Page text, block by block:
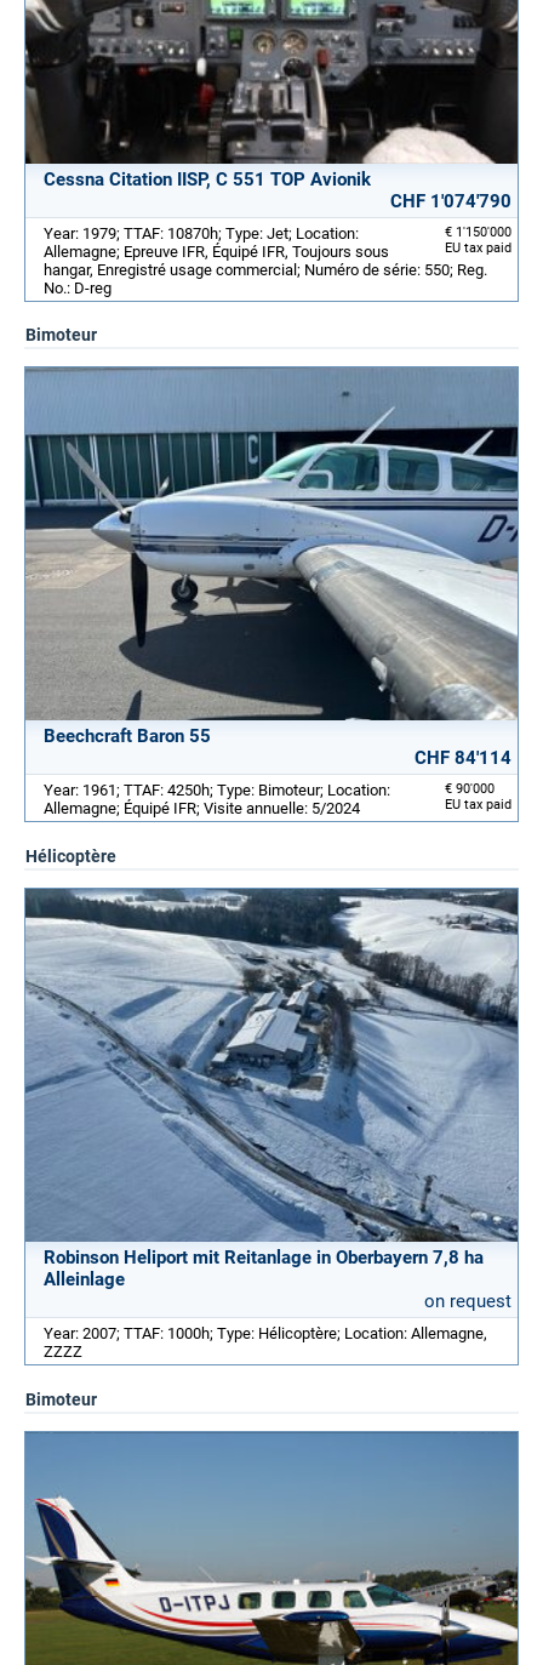
Cessna Citation IISP, C 551 TOP Avionik
CHF 1'074'790
€ 1'150'000
EU tax paid
Year: 1979; TTAF: 10870h; Type: Jet; Location:
Allemagne; Epreuve IFR, Équipé IFR, Toujours sous
hangar, Enregistré usage commercial; Numéro de série: 550; Reg.
No.: D-reg
Bimoteur
Beechcraft Baron 55
CHF 84'114
€ 90'000
EU tax paid
Year: 1961; TTAF: 4250h; Type: Bimoteur; Location:
Allemagne; Équipé IFR; Visite annuelle: 5/2024
Hélicoptère
Robinson Heliport mit Reitanlage in Oberbayern 7,8 ha
Alleinlage
on request
Year: 2007; TTAF: 1000h; Type: Hélicoptère; Location: Allemagne,
ZZZZ
Bimoteur